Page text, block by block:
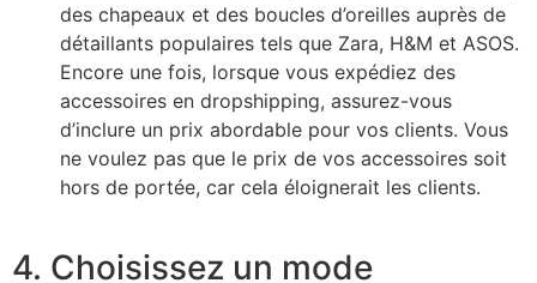
des chapeaux et des boucles d’oreilles auprès de
détaillants populaires tels que Zara, H&M et ASOS.
Encore une fois, lorsque vous expédiez des
accessoires en dropshipping, assurez-vous
d’inclure un prix abordable pour vos clients. Vous
ne voulez pas que le prix de vos accessoires soit
hors de portée, car cela éloignerait les clients.
4. Choisissez un mode